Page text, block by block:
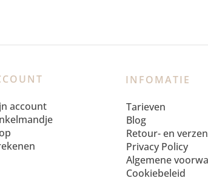
account
INFOMATIE
Tarieven
Blog
Retour- en
Privacy Policy
Algemene
Cookiebeleid